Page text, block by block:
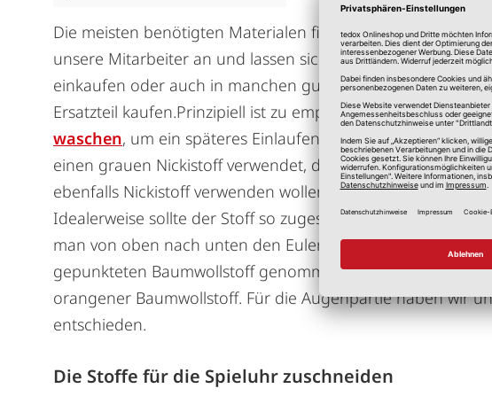
Die meisten benötigten Materialen finden Sie in unseren
unsere Mitarbeiter an und lassen sich beraten. Das
einkaufen oder auch in manchen gutsortierten
Ersatzteil kaufen.Prinzipiell ist zu empfehlen, dass Sie
waschen, um ein späteres Einlaufen zu vermeiden. In
einen grauen Nickistoff verwendet, dieser dient als
ebenfalls Nickistoff verwenden wollen, achten Sie bitte auf
Idealerweise sollte der Stoff so zugeschnitten werden, dass
man von oben nach unten den Eulenkörper streichelt. Als
gepunkteten Baumwollstoff genommen. Für die Füße und
orangener Baumwollstoff. Für die Augenpartie haben wir
entschieden.
Die Stoffe für die Spieluhr zuschneiden